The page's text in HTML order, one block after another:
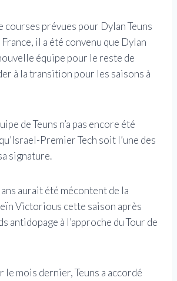
courses prévues pour Dylan Teuns
il a été convenu que Dylan
équipe pour le reste de
à la transition pour les saisons à
de Teuns n’a pas encore été
Premier Tech soit l’une des
signature.
aurait été mécontent de la
Victorious cette saison après
antidopage à l’approche du Tour de
le mois dernier, Teuns a accordé